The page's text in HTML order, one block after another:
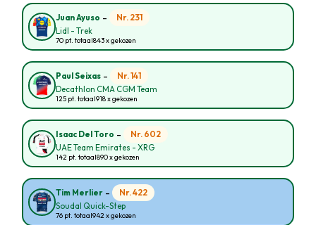
Juan Ayuso - Nr. 231
Lidl - Trek
70 pt. totaal843 x gekozen
Paul Seixas - Nr. 141
Decathlon CMA CGM Team
125 pt. totaal918 x gekozen
Isaac Del Toro - Nr. 602
UAE Team Emirates - XRG
142 pt. totaal890 x gekozen
Tim Merlier - Nr. 422
Soudal Quick-Step
76 pt. totaal942 x gekozen